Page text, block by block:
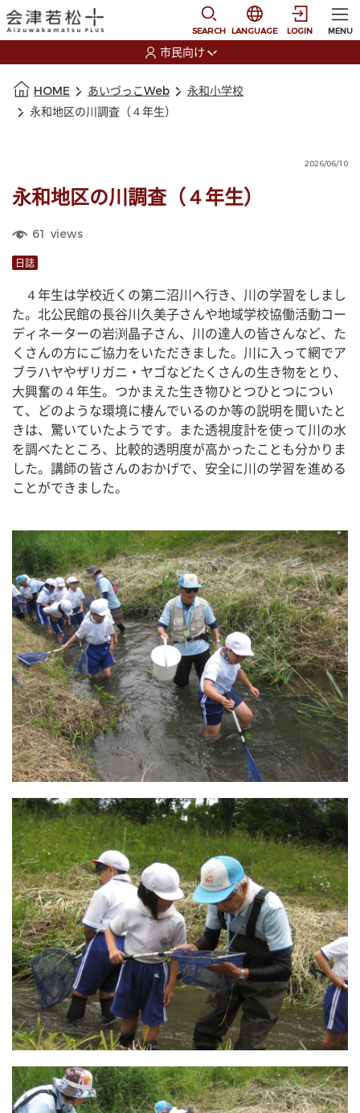
SEARCH
選択すると言語の切
LANGUAGE LOGIN MENU
市民向け
HOME あいづっこWeb
永和小学校
永和地区の川調査（４年生）
2026/06/10
永和地区の川調査（４年生）
61 views
日誌
４年生は学校近くの第二沼川へ行き、川の学習をしまし
た。北公民館の長谷川久美子さんや地域学校協働活動コー
ディネーターの岩渕晶子さん、川の達人の皆さんなど、た
くさんの方にご協力をいただきました。川に入って網でア
ブラハヤやザリガニ・ヤゴなどたくさんの生き物をとり、
大興奮の４年生。つかまえた生き物ひとつひとつについ
て、どのような環境に棲んでいるのか等の説明を聞いたと
きは、驚いていたようです。また透視度計を使って川の水
を調べたところ、比較的透明度が高かったことも分かりま
した。講師の皆さんのおかげで、安全に川の学習を進める
ことができました。